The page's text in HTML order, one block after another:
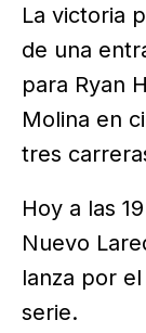
La victoria
de una
para Ryan
Molina en
tres
Hoy a las
Nuevo
lanza por
serie.